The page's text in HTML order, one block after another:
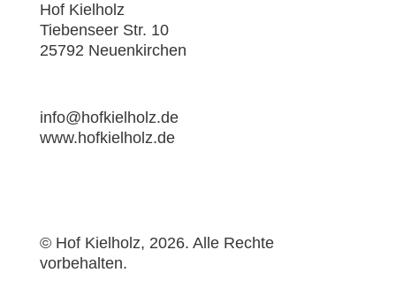
Hof Kielholz
Tiebenseer Str. 10
25792 Neuenkirchen
info@hofkielholz.de
www.hofkielholz.de
© Hof Kielholz, 2026. Alle Rechte
vorbehalten.